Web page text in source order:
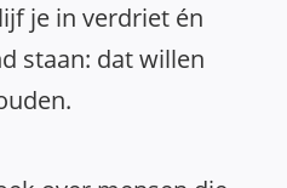
je in verdriet én
staan: dat willen